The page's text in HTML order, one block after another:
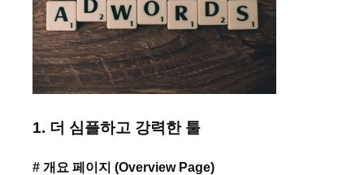
1. 더 심플하고 강력한 툴
# 개요 페이지 (Overview Page)